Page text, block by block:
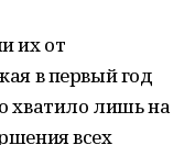
их от
в первый год
хватило лишь на
всех